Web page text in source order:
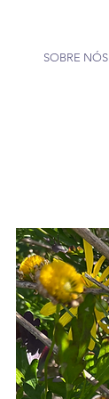
SOBRE NÓS